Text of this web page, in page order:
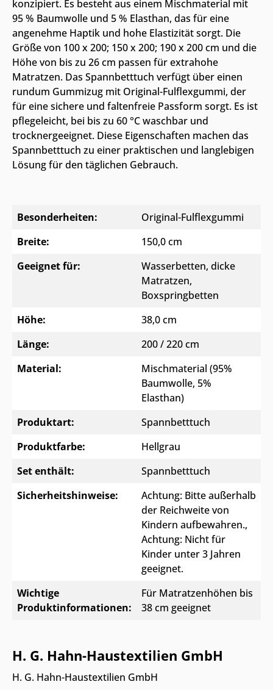
konzipiert. Es besteht aus einem Mischmaterial mit
95 % Baumwolle und 5 % Elasthan, das für eine
angenehme Haptik und hohe Elastizität sorgt. Die
Größe von 100 x 200; 150 x 200; 190 x 200 cm und die
Höhe von bis zu 26 cm passen für extrahohe
Matratzen. Das Spannbetttuch verfügt über einen
rundum Gummizug mit Original-Fulflexgummi, der
für eine sichere und faltenfreie Passform sorgt. Es ist
pflegeleicht, bei bis zu 60 °C waschbar und
trocknergeeignet. Diese Eigenschaften machen das
Spannbetttuch zu einer praktischen und langlebigen
Lösung für den täglichen Gebrauch.
Besonderheiten:
Original-Fulflexgummi
Breite:
150,0 cm
Geeignet für:
Wasserbetten, dicke
Matratzen,
Boxspringbetten
Höhe:
38,0 cm
Länge:
200 / 220 cm
Material:
Mischmaterial (95%
Baumwolle, 5%
Elasthan)
Produktart:
Spannbetttuch
Produktfarbe:
Hellgrau
Set enthält:
Spannbetttuch
Sicherheitshinweise:
Achtung: Bitte außerhalb
der Reichweite von
Kindern aufbewahren.,
Achtung: Nicht für
Kinder unter 3 Jahren
geeignet.
Wichtige
Produktinformationen:
Für Matratzenhöhen bis
38 cm geeignet
H. G. Hahn-Haustextilien GmbH
H. G. Hahn-Haustextilien GmbH